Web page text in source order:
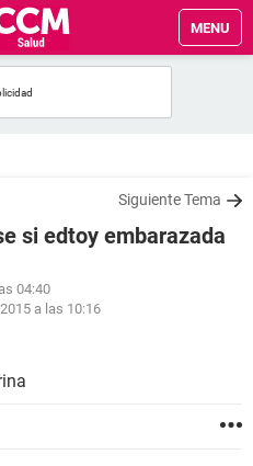
MENU
Siguiente Tema
si edtoy embarazada
04:40
a las 10:16